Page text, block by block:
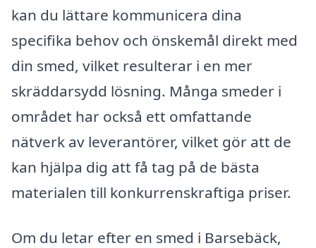
kan du lättare kommunicera dina
specifika behov och önskemål direkt med
din smed, vilket resulterar i en mer
skräddarsydd lösning. Många smeder i
området har också ett omfattande
nätverk av leverantörer, vilket gör att de
kan hjälpa dig att få tag på de bästa
materialen till konkurrenskraftiga priser.
Om du letar efter en smed i Barsebäck,